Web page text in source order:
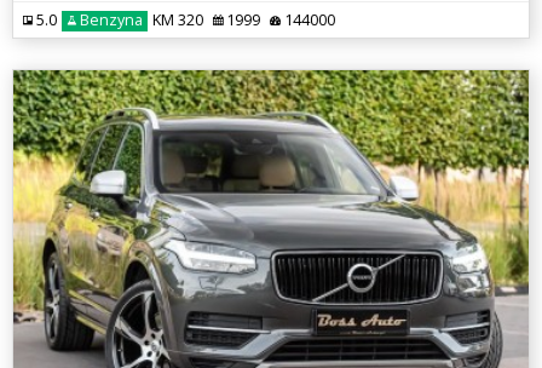
5.0 Benzyna KM 320 1999 144000